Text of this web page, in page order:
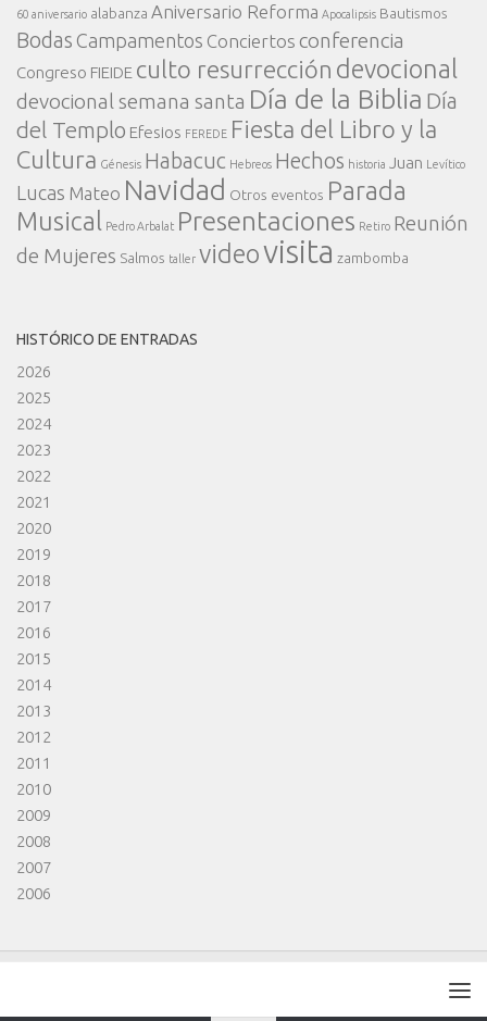
60 aniversario alabanza Aniversario Reforma Apocalipsis Bautismos
Bodas Campamentos Conciertos conferencia
Congreso FIEIDE culto resurrección devocional
devocional semana santa Día de la Biblia Día
del Templo Efesios FEREDE Fiesta del Libro y la
Cultura Génesis Habacuc Hebreos Hechos historia Juan Levítico
Lucas Mateo Navidad Otros eventos Parada
Musical
Pedro Arbalat Presentaciones Retiro Reunión
de Mujeres Salmos taller videovisita zambomba
HISTÓRICO DE ENTRADAS
2026
2025
2024
2023
2022
2021
2020
2019
2018
2017
2016
2015
2014
2013
2012
2011
2010
2009
2008
2007
2006